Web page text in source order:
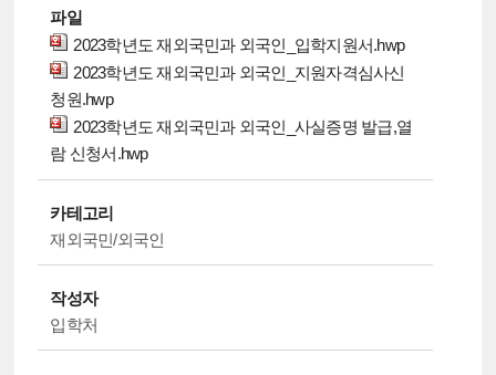
파일
2023학년도 재외국민과 외국인_입학지원서.hwp
2023학년도 재외국민과 외국인_지원자격심사신
청원.hwp
2023학년도 재외국민과 외국인_사실증명 발급,열
람 신청서.hwp
카테고리
재외국민/외국인
작성자
입학처